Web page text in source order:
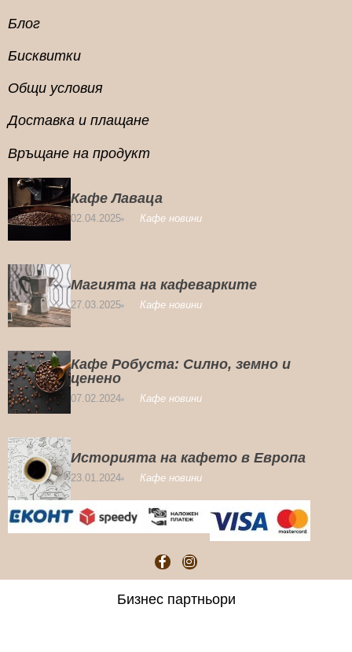
Блог
Бисквитки
Общи условия
Доставка и плащане
Връщане на продукт
Кафе Лаваца
02.04.2025 Кафе новини
Магията на кафеварките
27.03.2025 Кафе новини
Кафе Робуста: Силно, земно и
ценено
07.02.2024 Кафе новини
Историята на кафето в Европа
23.01.2024 Кафе новини
Бизнес партньори